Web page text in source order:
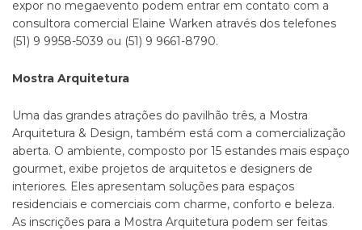
expor no megaevento podem entrar em contato com a
consultora comercial Elaine Warken através dos telefones
(51) 9 9958-5039 ou (51) 9 9661-8790.
Mostra Arquitetura
Uma das grandes atrações do pavilhão três, a Mostra
Arquitetura & Design, também está com a comercialização
aberta. O ambiente, composto por 15 estandes mais espaço
gourmet, exibe projetos de arquitetos e designers de
interiores. Eles apresentam soluções para espaços
residenciais e comerciais com charme, conforto e beleza.
As inscrições para a Mostra Arquitetura podem ser feitas